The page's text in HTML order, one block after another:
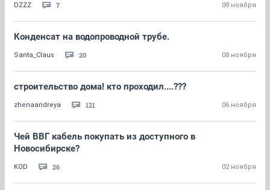
DZZZ 7 08 ноября
Конденсат на водопроводной трубе.
Santa_Claus 20 08 ноября
строительство дома! кто проходил....???
zhenaandreya 121 06 ноября
Чей ВВГ кабель покупать из доступного в
Новосибирске?
KOD 26 02 ноября